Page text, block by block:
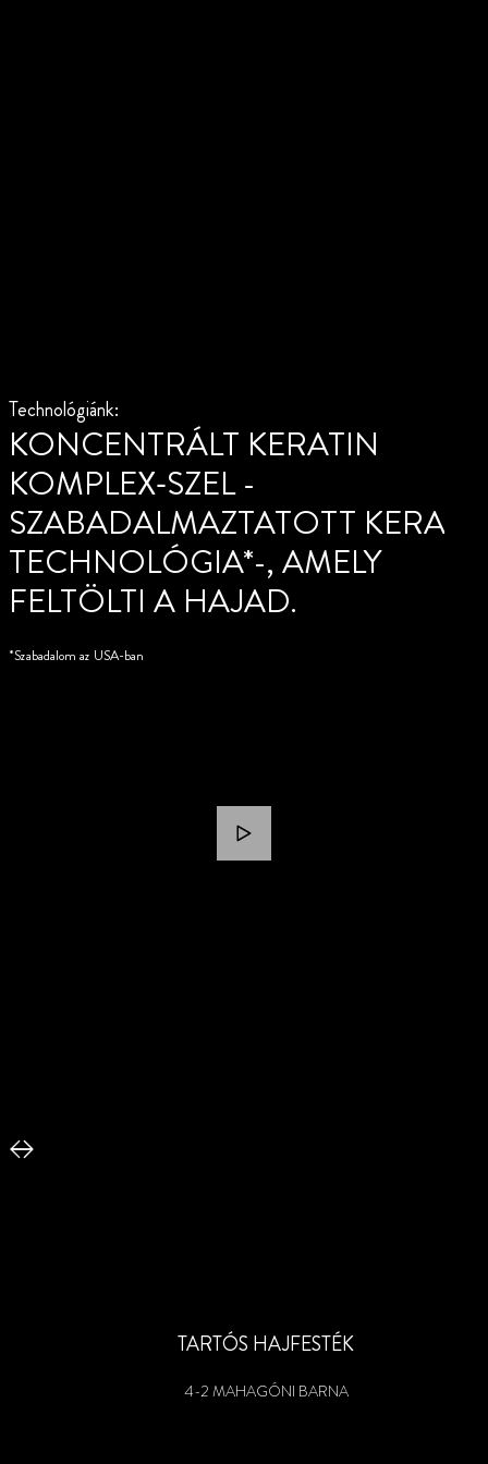
Technológiánk:
KONCENTRÁLT KERATIN
KOMPLEX‑SZEL -
SZABADALMAZTATOTT
TECHNOLÓGIA*-, AMELY
FELTÖLTI A HAJAD.
*Szabadalom az USA-ban
TARTÓS HAJFESTÉK
4-2 MAHAGÓNI BARNA